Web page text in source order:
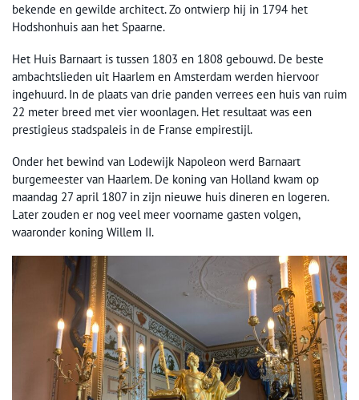
bekende en gewilde architect. Zo ontwierp hij in 1794 het
Hodshonhuis aan het Spaarne.
Het Huis Barnaart is tussen 1803 en 1808 gebouwd. De beste
ambachtslieden uit Haarlem en Amsterdam werden hiervoor
ingehuurd. In de plaats van drie panden verrees een huis van ruim
22 meter breed met vier woonlagen. Het resultaat was een
prestigieus stadspaleis in de Franse empirestijl.
Onder het bewind van Lodewijk Napoleon werd Barnaart
burgemeester van Haarlem. De koning van Holland kwam op
maandag 27 april 1807 in zijn nieuwe huis dineren en logeren.
Later zouden er nog veel meer voorname gasten volgen,
waaronder koning Willem II.